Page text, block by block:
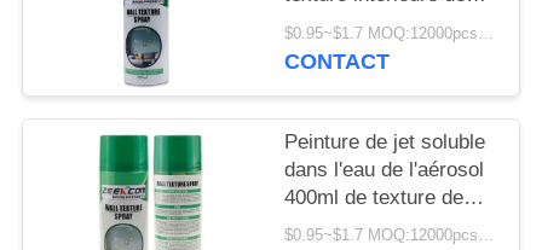
mur
$0.95~$1.7 MOQ:12000pcs/1000ctns
CONTACT
Peinture de jet soluble
dans l'eau de l'aérosol
400ml de texture de
mur
$0.95~$1.7 MOQ:12000pcs/1000ctns